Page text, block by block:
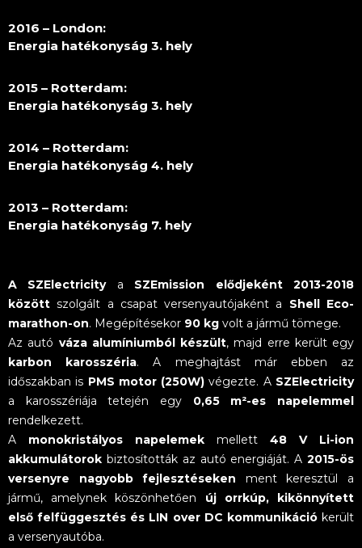
2016 – London:
Energia hatékonyság 3. hely
2015 – Rotterdam:
Energia hatékonyság 3. hely
2014 – Rotterdam:
Energia hatékonyság 4. hely
2013 – Rotterdam:
Energia hatékonyság 7. hely
A SZElectricitya SZEmission elődjeként
2013-2018
között szolgált a csapat versenyautójaként a Shell Eco-
marathon-on. Megépítésekor 90 kg volt a jármű tömege.
Az autó váza alumíniumból készült, majd erre került egy
karbon karosszéria. A meghajtást már ebben az
időszakban is PMS motor (250W) végezte. A SZElectricity
a karosszériája tetején egy 0,65 m²-es napelemmel
rendelkezett.
A monokristályos napelemek mellett 48 V Li-ion
akkumulátorok biztosították az autó energiáját. A 2015-ös
versenyre nagyobb fejlesztéseken ment keresztül a
jármű, amelynek köszönhetően új orrkúp, kikönnyített
első felfüggesztés és LIN over DC kommunikációkerült
a versenyautóba.